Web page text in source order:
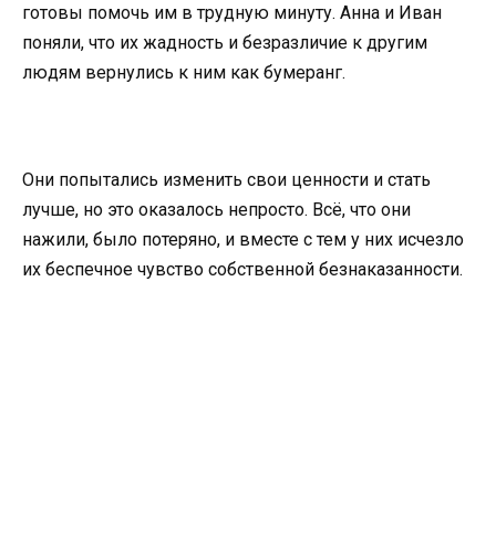
готовы помочь им в трудную минуту. Анна и Иван
поняли, что их жадность и безразличие к другим
людям вернулись к ним как бумеранг.
Они попытались изменить свои ценности и стать
лучше, но это оказалось непросто. Всё, что они
нажили, было потеряно, и вместе с тем у них исчезло
их беспечное чувство собственной безнаказанности.